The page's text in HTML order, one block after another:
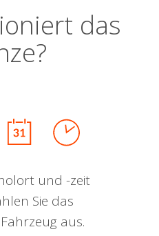
das
und -zeit
Sie das
aus.